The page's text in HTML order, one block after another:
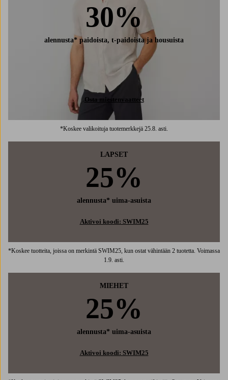
30%
alennusta* paidoista, t-paidoista ja housuista
Osta miestenvaatteet
*Koskee valikoituja tuotemerkkejä 25.8. asti.
LAPSET
25%
alennusta* uima-asuista
Aktivoi koodi: SWIM25
*Koskee tuotteita, joissa on merkintä SWIM25, kun ostat vähintään 2 tuotetta. Voimassa
1.9. asti.
MIEHET
25%
alennusta* uima-asuista
Aktivoi koodi: SWIM25